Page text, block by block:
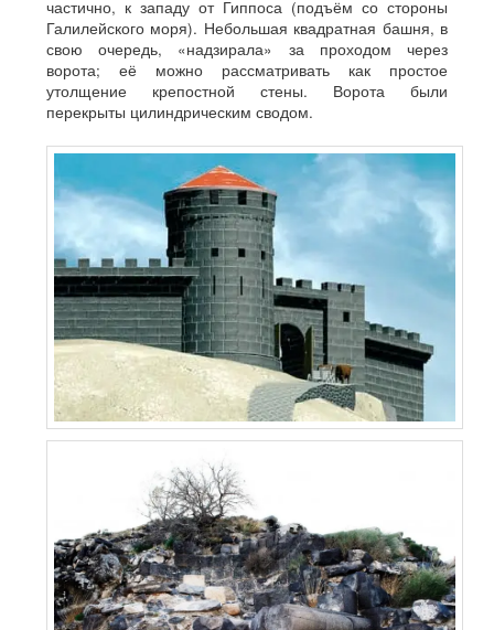
частично, к западу от Гиппоса (подъём со стороны
Галилейского моря). Небольшая квадратная башня, в
свою очередь, «надзирала» за проходом через
ворота; её можно рассматривать как простое
утолщение крепостной стены. Ворота были
перекрыты цилиндрическим сводом.